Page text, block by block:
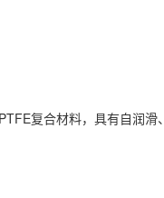
复合材料，具有自润滑